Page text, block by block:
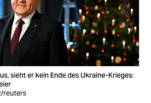
sieht er kein Ende des Ukraine-Krieges:
reuters